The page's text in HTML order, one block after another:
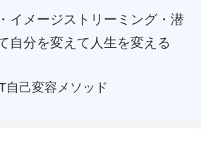
イメージストリーミング・潜
自分を変えて人生を変える
自己変容メソッド